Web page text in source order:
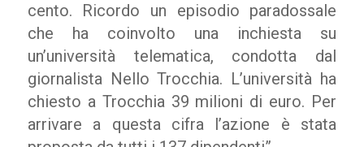
cento. Ricordo un episodio paradossale
che ha coinvolto una inchiesta su
un’università telematica, condotta dal
giornalista Nello Trocchia. L’università ha
chiesto a Trocchia 39 milioni di euro. Per
arrivare a questa cifra l’azione è stata